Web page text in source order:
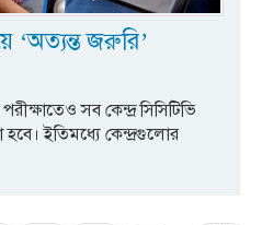
‘অত্যন্ত জরুরি’
সব কেন্দ্র সিসিটিভি
হবে। ইতিমধ্যে কেন্দ্রগুলোর